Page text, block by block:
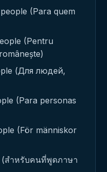
(Para quem
(Pentru
(Для людей,
(Para personas
(För människor
(สำหรับคนที่พูดภาษา